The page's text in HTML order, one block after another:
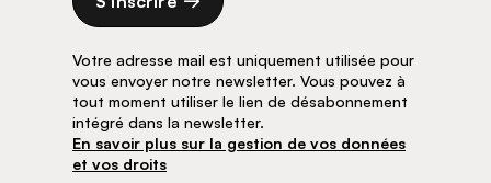
Votre adresse mail est uniquement utilisée pour
vous envoyer notre newsletter. Vous pouvez à
tout moment utiliser le lien de désabonnement
intégré dans la newsletter.
En savoir plus sur la gestion de vos données
et vos droits